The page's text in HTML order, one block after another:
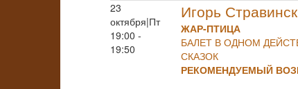
23
октября|Пт
19:00 -
19:50
Игорь
ЖАР-ПТИЦА
БАЛЕТ В ОДНОМ
СКАЗОК
РЕКОМЕНДУЕМЫЙ